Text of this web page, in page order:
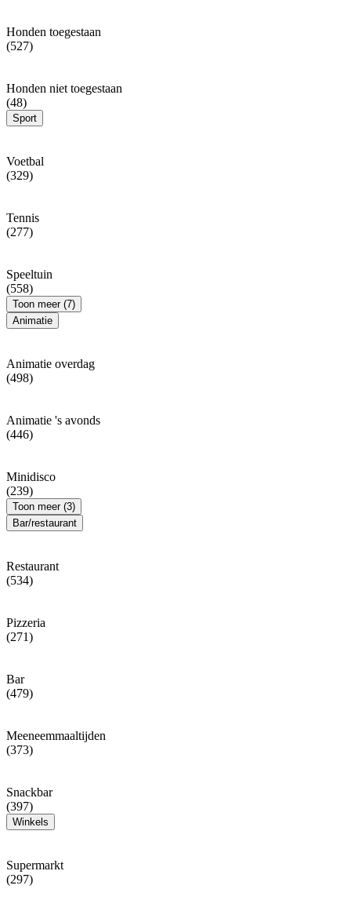
Honden toegestaan
(527)
Honden niet toegestaan
(48)
Sport
Voetbal
(329)
Tennis
(277)
Speeltuin
(558)
Toon meer (7)
Animatie
Animatie overdag
(498)
Animatie 's avonds
(446)
Minidisco
(239)
Toon meer (3)
Bar/restaurant
Restaurant
(534)
Pizzeria
(271)
Bar
(479)
Meeneemmaaltijden
(373)
Snackbar
(397)
Winkels
Supermarkt
(297)